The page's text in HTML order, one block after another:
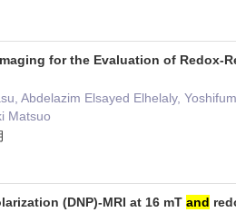
for the Evaluation of Redox-
Abdelazim Elsayed Elhelaly,
Matsuo
(DNP)-MRI at 16 mT and